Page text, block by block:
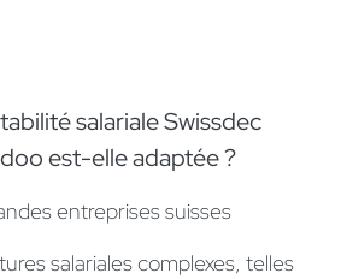
salariale Swissdec
est-elle adaptée ?
entreprises suisses
salariales complexes, telles